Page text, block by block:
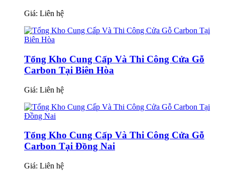
Giá: Liên hệ
Tổng Kho Cung Cấp Và Thi Công Cửa Gỗ
Carbon Tại Biên Hòa
Giá: Liên hệ
Tổng Kho Cung Cấp Và Thi Công Cửa Gỗ
Carbon Tại Đồng Nai
Giá: Liên hệ